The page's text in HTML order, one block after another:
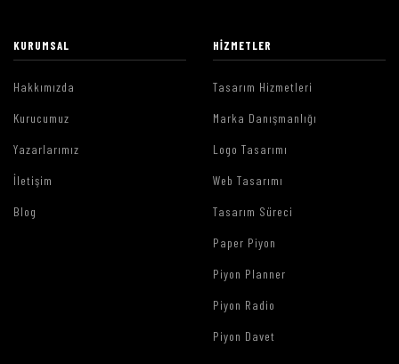
KURUMSAL
Hakkımızda
Kurucumuz
Yazarlarımız
İletişim
Blog
HIZMETLER
Tasarım Hizmetleri
Marka Danışmanlığı
Logo Tasarımı
Web Tasarımı
Tasarım Süreci
Paper Piyon
Piyon Planner
Piyon Radio
Piyon Davet